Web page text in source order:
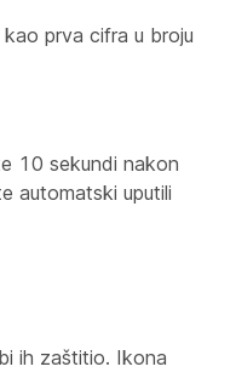
prva cifra u broju
10 sekundi nakon
automatski uputili
ih zaštitio. Ikona